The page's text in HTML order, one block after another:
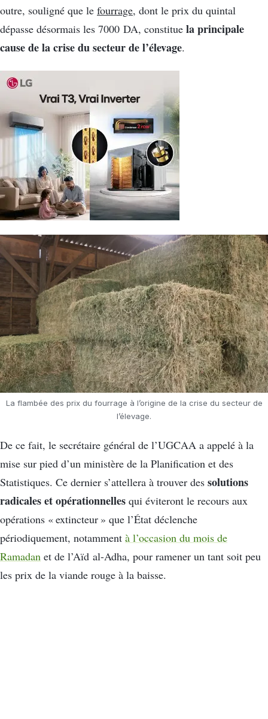
outre, souligné que le fourrage, dont le prix du quintal
dépasse désormais les 7000 DA, constitue la principale
cause de la crise du secteur de l’élevage.
La flambée des prix du fourrage à l’origine de la crise du secteur de
l’élevage.
De ce fait, le secrétaire général de l’UGCAA a appelé à la
mise sur pied d’un ministère de la Planification et des
Statistiques. Ce dernier s’attellera à trouver des solutions
radicales et opérationnelles qui éviteront le recours aux
opérations « extincteur » que l’État déclenche
périodiquement, notamment à l’occasion du mois de
Ramadan et de l’Aïd al-Adha, pour ramener un tant soit peu
les prix de la viande rouge à la baisse.